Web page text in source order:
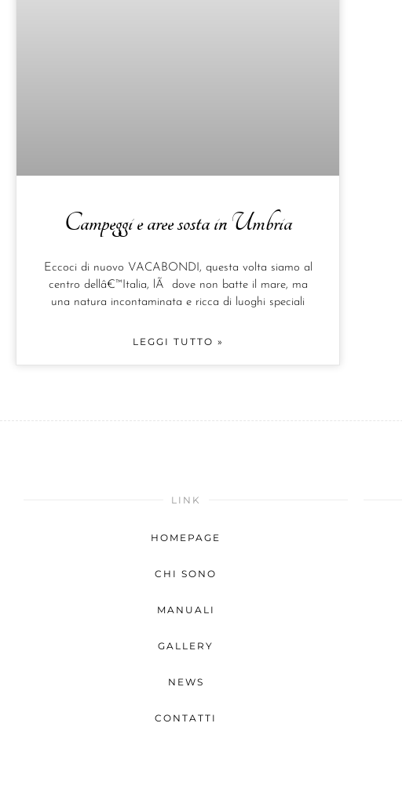
Campeggi e aree sosta in Umbria
Eccoci di nuovo VACABONDI, questa volta siamo al
centro dellâ€™Italia, lÃ dove non batte il mare, ma
una natura incontaminata e ricca di luoghi speciali
LEGGI TUTTO »
LINK
HOMEPAGE
CHI SONO
MANUALI
GALLERY
NEWS
CONTATTI